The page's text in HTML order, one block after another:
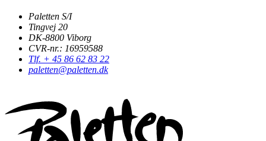
Paletten S/I
Tingvej 20
DK-8800 Viborg
CVR-nr.: 16959588
Tlf. + 45 86 62 83 22
paletten@paletten.dk